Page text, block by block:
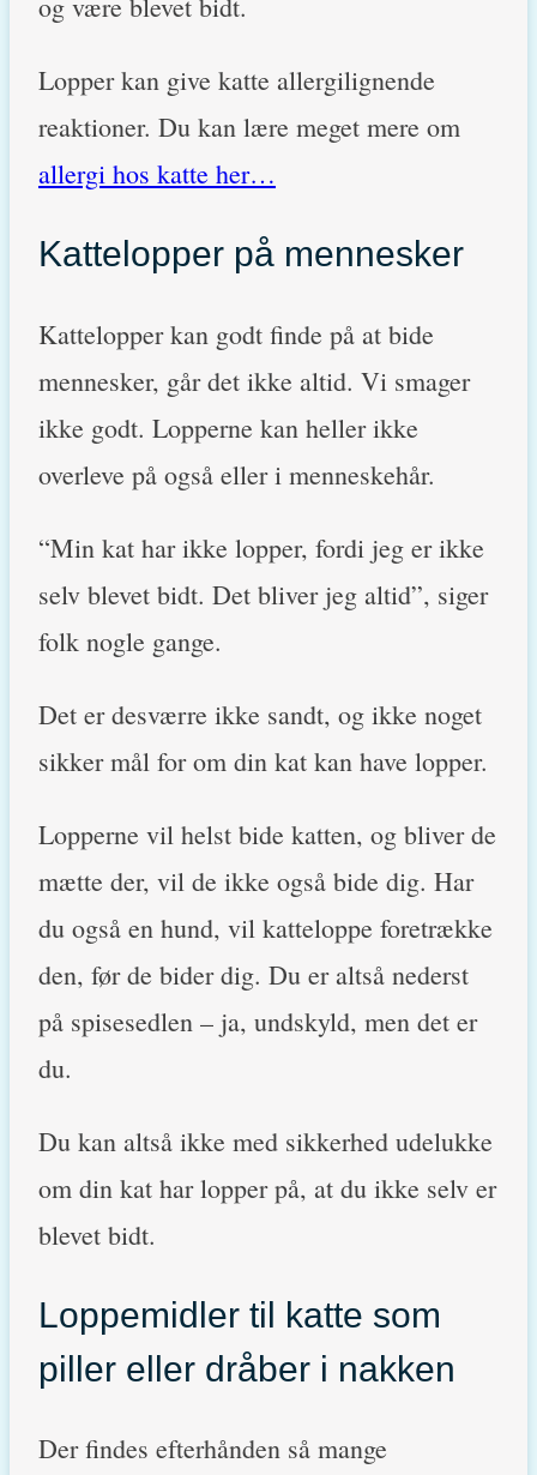
Lopper kan give katte allergilignende
reaktioner. Du kan lære meget mere om
allergi hos katte her…
Kattelopper på mennesker
Kattelopper kan godt finde på at bide
mennesker, går det ikke altid. Vi smager
ikke godt. Lopperne kan heller ikke
overleve på også eller i menneskehår.
“Min kat har ikke lopper, fordi jeg er ikke
selv blevet bidt. Det bliver jeg altid”, siger
folk nogle gange.
Det er desværre ikke sandt, og ikke noget
sikker mål for om din kat kan have lopper.
Lopperne vil helst bide katten, og bliver de
mætte der, vil de ikke også bide dig. Har
du også en hund, vil katteloppe foretrække
den, før de bider dig. Du er altså nederst
på spisesedlen – ja, undskyld, men det er
du.
Du kan altså ikke med sikkerhed udelukke
om din kat har lopper på, at du ikke selv er
blevet bidt.
Loppemidler til katte som
piller eller dråber i nakken
Der findes efterhånden så mange